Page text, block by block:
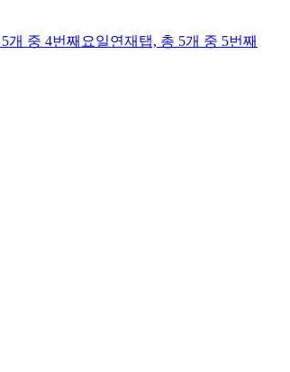
개 중 4번째 요일연재 탭, 총 5개 중 5번째